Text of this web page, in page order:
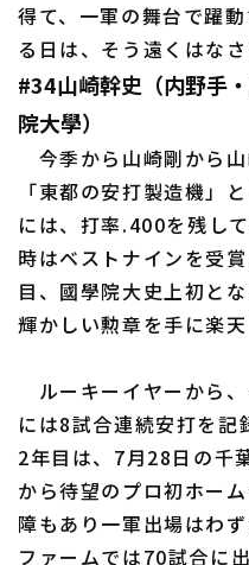
得て、一軍の舞台で躍
る日は、そう遠くはなさ
#34山崎幹史（内野手
院大學）
今季から山崎剛から
「東都の安打製造機」
には、打率.400を残し
時はベストナインを受
目、國學院大史上初と
輝かしい勲章を手に楽天
ルーキーイヤーから
には8試合連続安打を記
2年目は、7月28日の千
から待望のプロ初ホー
障もあり一軍出場はわ
ファームでは70試合に